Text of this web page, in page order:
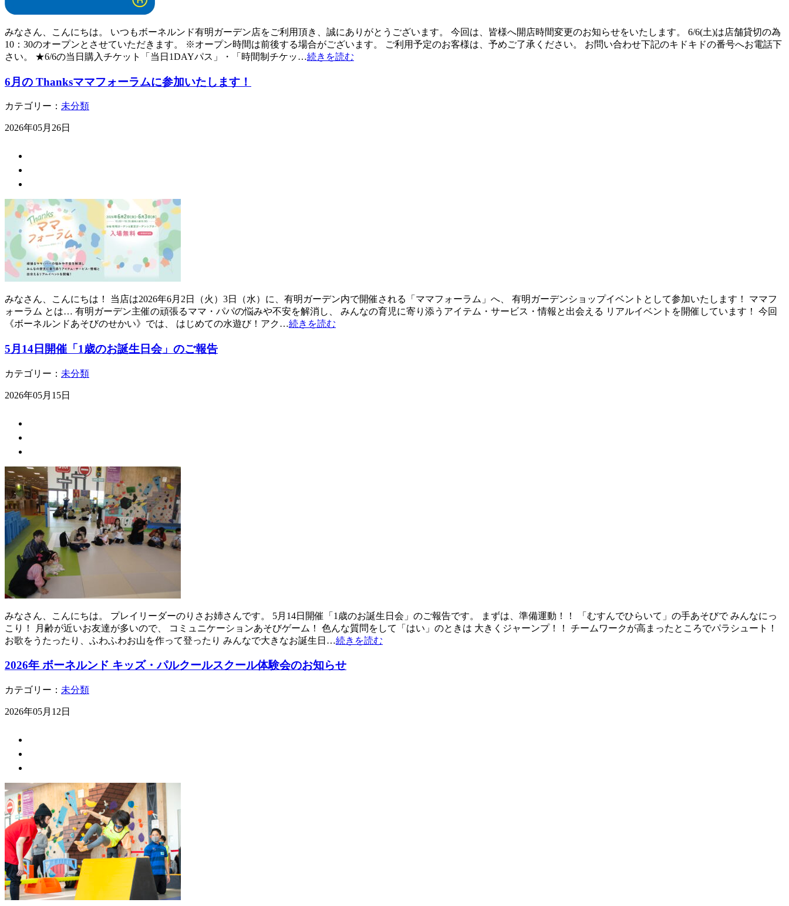
みなさん、こんにちは。 いつもボーネルンド有明ガーデン店をご利用頂き、誠にありがとうございます。 今回は、皆様へ開店時間変更のお知らせをいたします。 6/6(土)は店舗貸切の為
10：30のオープンとさせていただきます。 ※オープン時間は前後する場合がございます。 ご利用予定のお客様は、予めご了承ください。 お問い合わせ下記のキドキドの番号へお電話下
さい。 ★6/6の当日購入チケット「当日1DAYパス」・「時間制チケッ…続きを読む
6月の Thanksママフォーラムに参加いたします！
カテゴリー： 未分類
2026年05月26日
みなさん、こんにちは！ 当店は2026年6月2日（火）3日（水）に、有明ガーデン内で開催される「ママフォーラム」へ、 有明ガーデンショップイベントとして参加いたします！ ママフ
ォーラム とは… 有明ガーデン主催の頑張るママ・パパの悩みや不安を解消し、 みんなの育児に寄り添うアイテム・サービス・情報と出会える リアルイベントを開催しています！ 今回
《ボーネルンドあそびのせかい》では、 はじめての水遊び！アク…続きを読む
5月14日開催「1歳のお誕生日会」のご報告
カテゴリー： 未分類
2026年05月15日
みなさん、こんにちは。 プレイリーダーのりさお姉さんです。 5月14日開催「1歳のお誕生日会」のご報告です。 まずは、準備運動！！ 「むすんでひらいて」の手あそびで みんなにっ
こり！ 月齢が近いお友達が多いので、 コミュニケーションあそびゲーム！ 色んな質問をして「はい」のときは 大きくジャーンプ！！ チームワークが高まったところでパラシュート！
お歌をうたったり、ふわふわお山を作って登ったり みんなで大きなお誕生日…続きを読む
2026年 ボーネルンド キッズ・パルクールスクール体験会のお知らせ
カテゴリー： 未分類
2026年05月12日